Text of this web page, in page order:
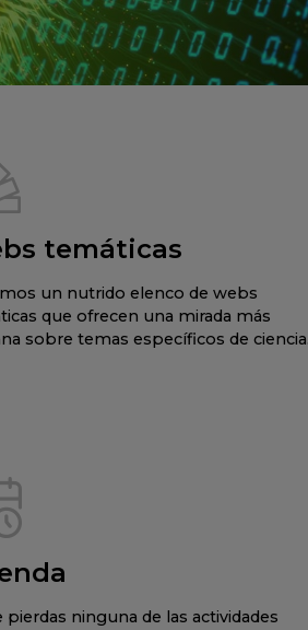
temáticas
un nutrido elenco de webs
que ofrecen una mirada más
sobre temas específicos de ciencia.
pierdas ninguna de las actividades